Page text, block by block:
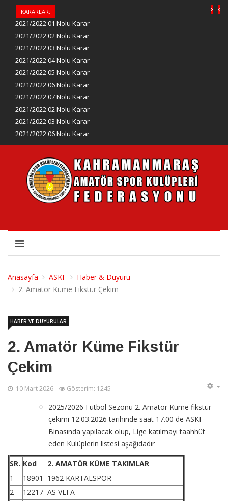
KARARLAR:
2021/2022 01 Nolu Karar
2021/2022 02 Nolu Karar
2021/2022 03 Nolu Karar
2021/2022 04 Nolu Karar
2021/2022 05 Nolu Karar
2021/2022 06 Nolu Karar
2021/2022 07 Nolu Karar
2021/2022 02 Nolu Karar
2021/2022 03 Nolu Karar
2021/2022 06 Nolu Karar
Anasayfa ASKF
Haber & Duyuru
2. Amatör Küme Fikstür Çekim
2. Amatör Küme Fikstür
Çekim
HABER VE DUYURULAR
10 Mart 2026 Gösterim: 1245
2025/2026 Futbol Sezonu 2. Amatör Küme fikstür
çekimi 12.03.2026 tarihinde saat 17.00 de ASKF
Binasında yapılacak olup, Lige katılmayı taahhüt
eden Kulüplerin listesi aşağıdadır
SR. Kod
2. AMATÖR KÜME TAKIMLAR
1
18901
1962 KARTALSPOR
2
12217 AS VEFA